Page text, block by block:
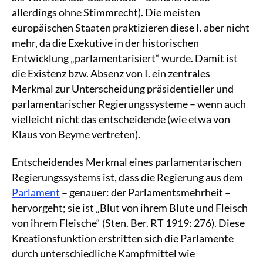
allerdings ohne Stimmrecht). Die meisten
europäischen Staaten praktizieren diese I. aber nicht
mehr, da die Exekutive in der historischen
Entwicklung „parlamentarisiert“ wurde. Damit ist
die Existenz bzw. Absenz von I. ein zentrales
Merkmal zur Unterscheidung präsidentieller und
parlamentarischer Regierungssysteme – wenn auch
vielleicht nicht das entscheidende (wie etwa von
Klaus von Beyme vertreten).
Entscheidendes Merkmal eines parlamentarischen
Regierungssystems ist, dass die Regierung aus dem
Parlament – genauer: der Parlamentsmehrheit –
hervorgeht; sie ist „Blut von ihrem Blute und Fleisch
von ihrem Fleische“ (Sten. Ber. RT 1919: 276). Diese
Kreationsfunktion erstritten sich die Parlamente
durch unterschiedliche Kampfmittel wie